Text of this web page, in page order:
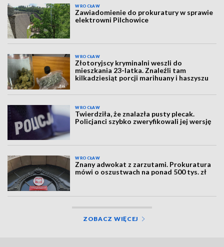
WROCŁAW
Zawiadomienie do prokuratury w sprawie
elektrowni Pilchowice
WROCŁAW
Złotoryjscy kryminalni weszli do
mieszkania 23-latka. Znaleźli tam
kilkadziesiąt porcji marihuany i haszyszu
WROCŁAW
Twierdziła, że znalazła pusty plecak.
Policjanci szybko zweryfikowali jej wersję
WROCŁAW
Znany adwokat z zarzutami. Prokuratura
mówi o oszustwach na ponad 500 tys. zł
ZOBACZ WIĘCEJ